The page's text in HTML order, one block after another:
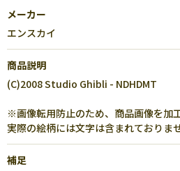
メーカー
エンスカイ
商品説明
(C)2008 Studio Ghibli - NDHDMT
※画像転用防止のため、商品画像を加
実際の絵柄には文字は含まれておりませ
補足